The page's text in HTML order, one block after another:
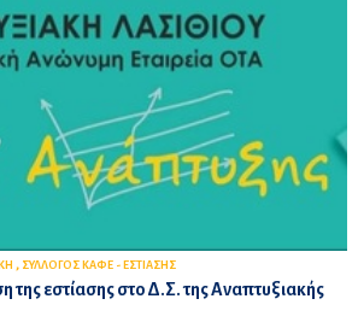
, ΣΥΛΛΟΓΟΣ ΚΑΦΕ - ΕΣΤΙΑΣΗΣ
εστίασης στο Δ.Σ. της Αναπτυξιακής